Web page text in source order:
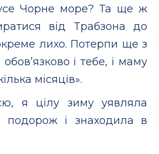
Чорне море? Та ще ж
від Трабзона до
лихо. Потерпи ще з
обов’язково і тебе, і маму
місяців».
я цілу зиму уявляла
подорож і знаходила в